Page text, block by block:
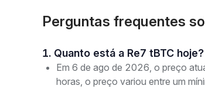
Perguntas frequentes
1. Quanto está a Re7 tBTC hoje?
Em 6 de ago de 2026, o preço
horas, o preço variou entre um